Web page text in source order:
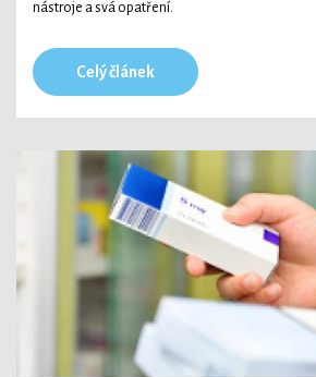
nástroje a svá opatření.
Celý článek